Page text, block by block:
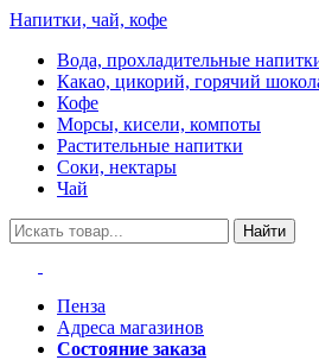
Напитки, чай, кофе
Вода, прохладительные
Какао, цикорий, горячий
Кофе
Морсы, кисели, компоты
Растительные напитки
Соки, нектары
Чай
Найти
Пенза
Адреса магазинов
Состояние заказа